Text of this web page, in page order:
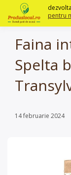
content
pentru
Faina
Spelta
14 februarie 2024